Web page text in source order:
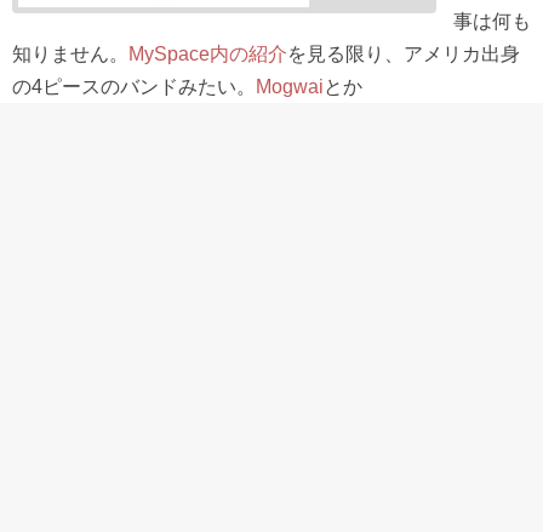
事は何も
知りません。
MySpace内の紹介を見る限り、アメリカ出身
の4ピースのバンドみたい。
Mogwaiとか